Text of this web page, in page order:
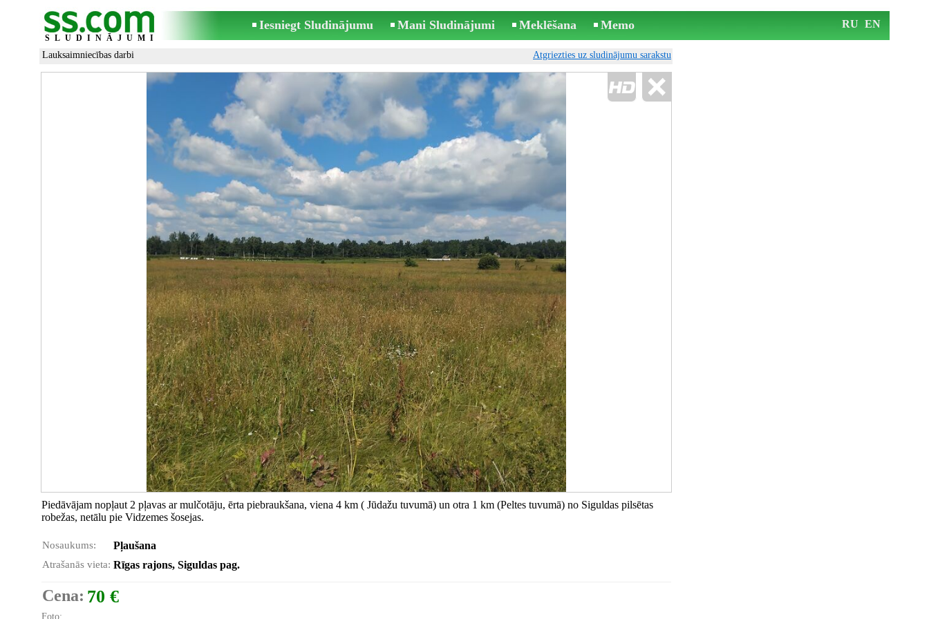
SLUDINĀJUMI
Iesniegt Sludinājumu Mani Sludinājumi Meklēšana Memo RU EN
Lauksaimniecības darbi Atgriezties uz sludinājumu sarakstu
Piedāvājam nopļaut 2 pļavas ar mulčotāju, ērta piebraukšana, viena 4 km ( Jūdažu tuvumā) un otra 1 km (Peltes tuvumā) no Siguldas pilsētas
robežas, netālu pie Vidzemes šosejas.
Nosaukums: Pļaušana
Atrašanās vieta: Rīgas rajons, Siguldas pag.
Cena: 70 €
Foto: